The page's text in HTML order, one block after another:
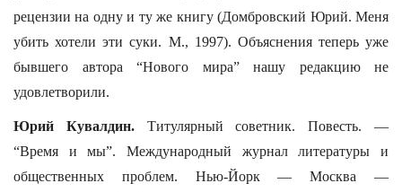
рецензии на одну и ту же книгу (Домбровский Юрий. Меня
убить хотели эти суки. М., 1997). Объяснения теперь уже
бывшего автора “Нового мира” нашу редакцию не
удовлетворили.
Юрий Кувалдин.Титулярный советник. Повесть. —
“Время и мы”. Международный журнал литературы и
общественных проблем. Нью-Йорк — Москва —